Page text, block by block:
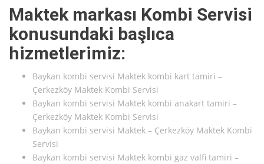
Maktek markası Kombi Servisi
konusundaki başlıca
hizmetlerimiz:
Baykan kombi servisi Maktek kombi kart tamiri –
Çerkezköy Maktek Kombi Servisi
Baykan kombi servisi Maktek kombi anakart tamiri –
Çerkezköy Maktek Kombi Servisi
Baykan kombi servisi Maktek – Çerkezköy Maktek Kombi
Servisi
Baykan kombi servisi Maktek kombi gaz valfi tamiri –